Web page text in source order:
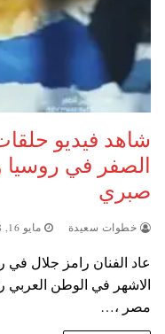
شاهد فيديو
الصفر في
صبري
خطوات سعيدة مايو 16, 2018
عاد الفنان رامز جلال
الاشهر في الوطن
مصر ،…